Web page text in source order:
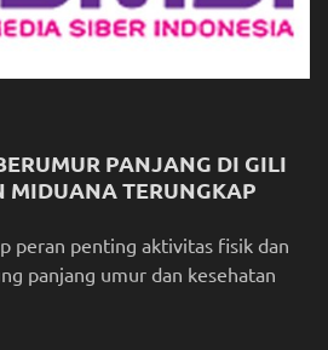
PANJANG DI GILI
MIDUANA TERUNGKAP
peran penting aktivitas fisik dan
panjang umur dan kesehatan